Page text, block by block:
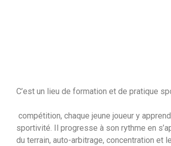
C’est un lieu de formation et de pratique
compétition, chaque jeune joueur y
sportivité. Il progresse à son rythme en
du terrain, auto-arbitrage, concentration et